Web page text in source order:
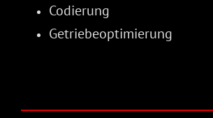
Codierung
Getriebeoptimierung